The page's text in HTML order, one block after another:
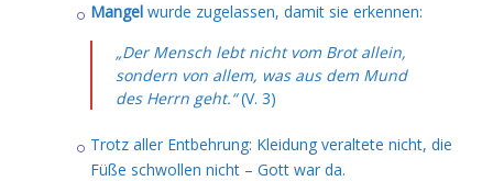
Mangel wurde zugelassen, damit sie erkennen:
„Der Mensch lebt nicht vom Brot allein,
sondern von allem, was aus dem Mund
des Herrn geht.“(V. 3)
Trotz aller Entbehrung: Kleidung veraltete nicht, die
Füße schwollen nicht – Gott war da.